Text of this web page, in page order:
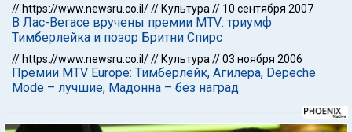
// https://www.newsru.co.il/// Культура // 10 сентября 2007
В Лас-Вегасе вручены премии MTV: триумф
Тимберлейка и позор Бритни Спирс
// https://www.newsru.co.il/// Культура //03 ноября 2006
Премии MTV Europe: Тимберлейк, Агилера, Depeche
Mode – лучшие, Мадонна – без наград